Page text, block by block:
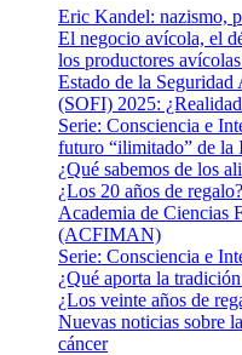
Eric Kandel: nazismo,
El negocio avícola, el
los productores
Estado de la
(SOFI) 2025:
Serie: Consciencia e
futuro “ilimitado” de
¿Qué sabemos de los
¿Los 20 años de
Academia de Ciencias
(ACFIMAN)
Serie: Consciencia e
¿Qué aporta la
¿Los veinte años de
Nuevas noticias sobre
cáncer